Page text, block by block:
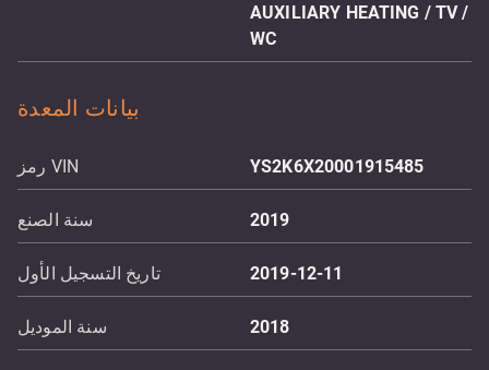
AUXILIARY HEATING / TV /
WC
بيانات المعدة
رمز VIN YS2K6X20001915485
سنة الصنع 2019
تاريخ التسجيل الأول 2019-12-11
سنة الموديل 2018